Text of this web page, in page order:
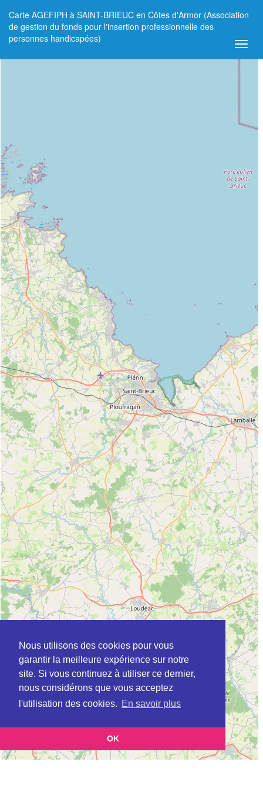
Nous utilisons des cookies pour vous
garantir la meilleure expérience sur notre
site. Si vous continuez à utiliser ce dernier,
nous considérons que vous acceptez
l'utilisation des cookies. En savoir plus
OK
Carte AGEFIPH à SAINT-BRIEUC en Côtes d'Armor (Association
de gestion du fonds pour l'insertion professionnelle des
personnes handicapées)
+
−